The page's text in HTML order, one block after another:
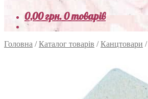
0,00грн.0 товарів
Головна /Каталог товарів /Канцтовари /